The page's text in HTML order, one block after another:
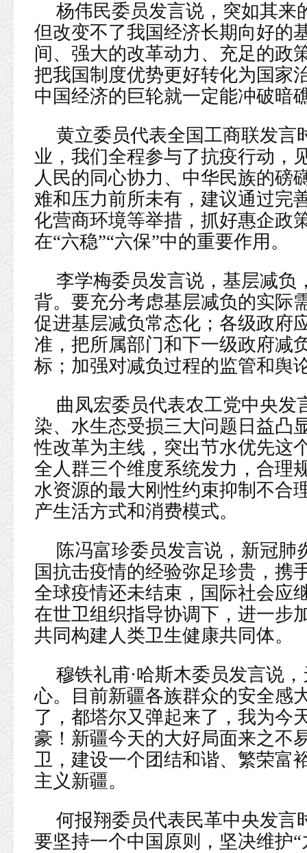
杨伟民委员发言说，突如其来
但改变不了我国经济长期向好的
间、强大的改革动力、充足的政
把我国制度优势更好转化为国家
中国经济的巨轮就一定能冲破暗
黄立委员代表全国工商联发言
业，我们全程参与了抗疫行动，
人民的同心协力、中华民族的磅
难和压力前所未有，建议通过完
化营商环境等举措，抓好惠企政
在“六稳”“六保”中的重要作用。
李学梅委员发言说，基层减负
背。要充分考虑基层减负的实际
促进基层减负常态化；各级政府
准，把所属部门和下一级政府减
标；加强对减负过程的监管和舆
曲凤宏委员代表农工党中央发
染、水生态受损三大问题日益凸
性改革为主线，突出节水优先这
全人群三个维度系统发力，合理
水资源的最大刚性约束抑制不合
产生活方式和消费模式。
陈冯富珍委员发言说，新冠
国抗击疫情的经验弥足珍贵，携
全球疫情还未结束，国际社会应
在世卫组织指导协调下，进一步
共同构建人类卫生健康共同体。
穆铁礼甫·哈斯木委员发言说
心。目前新疆各族群众的安全感
了，都塔尔又弹起来了，我为今
豪！新疆今天的大好局面来之不
卫，建设一个团结和谐、繁荣富
主义新疆。
何报翔委员代表民革中央发言
要坚持一个中国原则，坚决维护